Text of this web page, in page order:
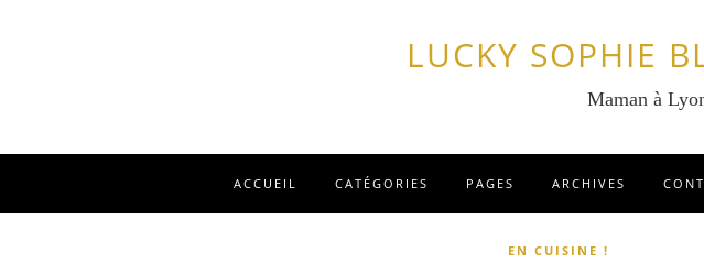
LUCKY SOPHIE
Maman à
ACCUEIL CATÉGORIES PAGES ARCHIVES
EN CUISINE !